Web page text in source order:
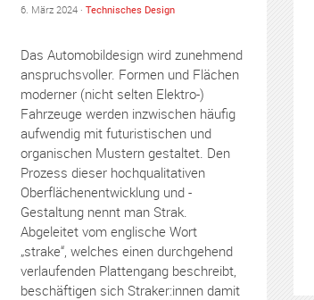
6. März 2024 · Technisches Design
Das Automobildesign wird zunehmend
anspruchsvoller. Formen und Flächen
moderner (nicht selten Elektro-)
Fahrzeuge werden inzwischen häufig
aufwendig mit futuristischen und
organischen Mustern gestaltet. Den
Prozess dieser hochqualitativen
Oberflächenentwicklung und -
Gestaltung nennt man Strak.
Abgeleitet vom englische Wort
„strake“, welches einen durchgehend
verlaufenden Plattengang beschreibt,
beschäftigen sich Straker:innen damit